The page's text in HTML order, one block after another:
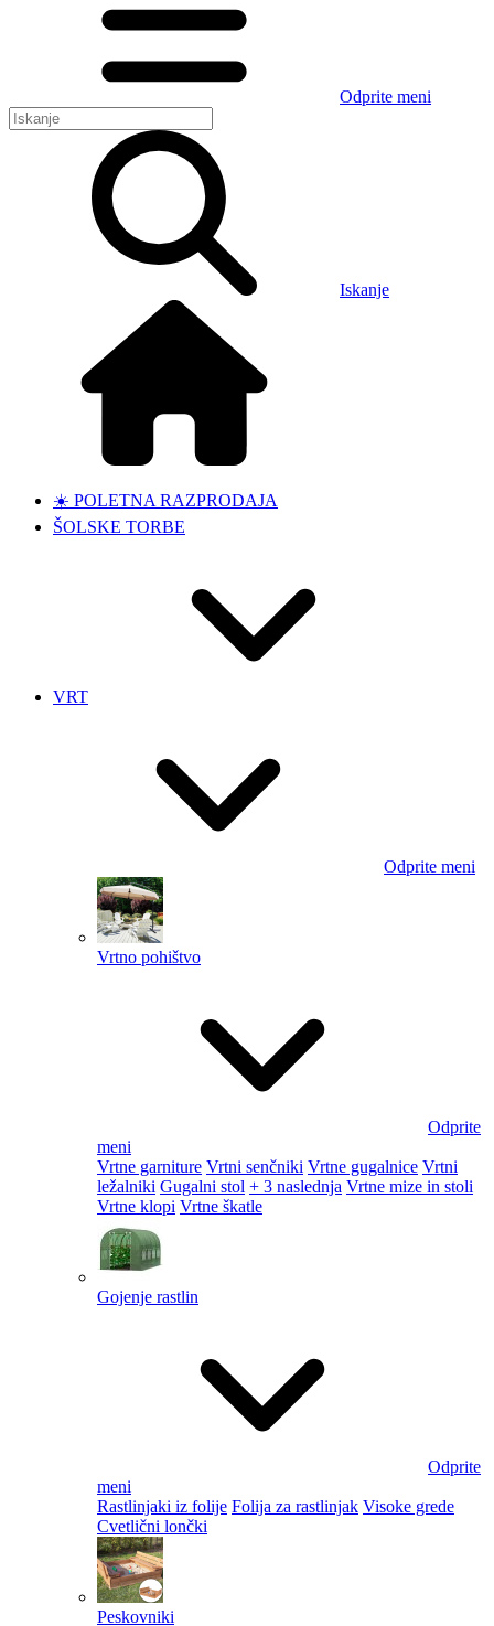
Odprite meni
Iskanje
☀️ POLETNA RAZPRODAJA
ŠOLSKE TORBE
VRT
Odprite meni
Vrtno pohištvo
Odprite
meni
Vrtne garniture Vrtni senčniki Vrtne gugalnice Vrtni
ležalniki Gugalni stol + 3 naslednja Vrtne mize in stoli
Vrtne klopi Vrtne škatle
Gojenje rastlin
Odprite
meni
Rastlinjaki iz folije Folija za rastlinjak Visoke grede
Cvetlični lončki
Peskovniki